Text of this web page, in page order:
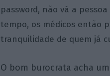
password, não vá a
tempo, os médicos então
tranquilidade de quem já
O bom burocrata acha